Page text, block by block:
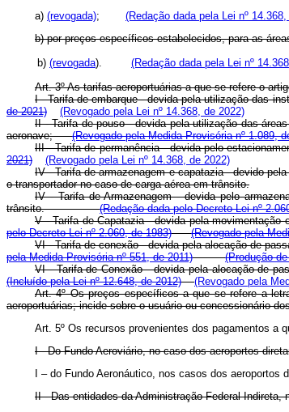
a) (revogada); (Redação dada pela Lei nº
b) por preços específicos estabelecidos, para as
b) (revogada). (Redação dada pela Lei nº
Art. 3º As tarifas aeroportuárias a que se refere o
I - Tarifa de embarque - devida pela utilização das
de 2021)
(Revogado pela Lei nº 14.368, de 2022)
II - Tarifa de pouso - devida pela utilização das
aeronave;(Revogado pela Medida Provisória nº 1.089,
III - Tarifa de permanência - devida pelo
2021)
(Revogado pela Lei nº 14.368, de 2022)
IV - Tarifa de armazenagem e capatazia - devido
o transportador no caso de carga aérea em trânsito.
IV - Tarifa de Armazenagem - devida pelo
trânsito.(Redação dada pelo Decreto Lei nº
V - Tarifa de Capatazia - devida pela
pelo Decreto Lei nº 2.060, de 1983)
(Revogado pela
VI - Tarifa de conexão - devida pela alocação de
pela Medida Provisória nº 551, de 2011)
(Produção
VI - Tarifa de Conexão - devida pela alocação de
(Incluído pela Lei nº 12.648, de 2012)
(Revogado pela
Art. 4º Os preços específicos a que se refere a
aeroportuárias; incide sobre o usuário ou concessionário
Art. 5º Os recursos provenientes dos pagamentos a
I - Do Fundo Aeroviário, no caso dos aeroportos
I – do Fundo Aeronáutico, nos casos dos
II - Das entidades da Administração Federal